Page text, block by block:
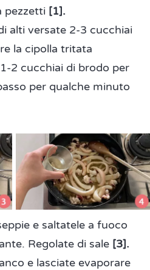
pezzetti [1].
alti versate 2-3 cucchiai
la cipolla tritata
2 cucchiai di brodo per
per qualche minuto
e saltatele a fuoco
Regolate di sale [3].
e lasciate evaporare